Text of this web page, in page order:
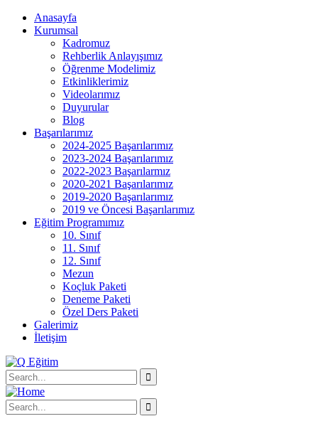
Anasayfa
Kurumsal
Kadromuz
Rehberlik Anlayışımız
Öğrenme Modelimiz
Etkinliklerimiz
Videolarımız
Duyurular
Blog
Başarılarımız
2024-2025 Başarılarımız
2023-2024 Başarılarımız
2022-2023 Başarılarmız
2020-2021 Başarılarımız
2019-2020 Başarılarımız
2019 ve Öncesi Başarılarımız
Eğitim Programımız
10. Sınıf
11. Sınıf
12. Sınıf
Mezun
Koçluk Paketi
Deneme Paketi
Özel Ders Paketi
Galerimiz
İletişim